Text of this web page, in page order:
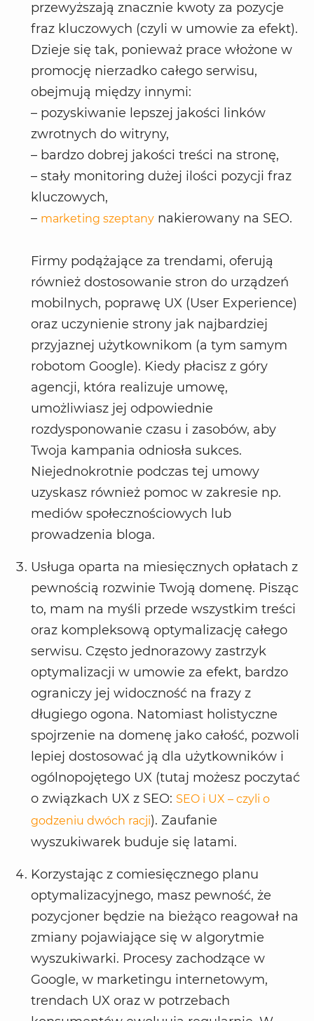
przewyższają znacznie kwoty za pozycje
fraz kluczowych (czyli w umowie za efekt).
Dzieje się tak, ponieważ prace włożone w
promocję nierzadko całego serwisu,
obejmują między innymi:
– pozyskiwanie lepszej jakości linków
zwrotnych do witryny,
– bardzo dobrej jakości treści na stronę,
– stały monitoring dużej ilości pozycji fraz
kluczowych,
– marketing szeptany nakierowany na SEO.
Firmy podążające za trendami, oferują
również dostosowanie stron do urządzeń
mobilnych, poprawę UX (User Experience)
oraz uczynienie strony jak najbardziej
przyjaznej użytkownikom (a tym samym
robotom Google). Kiedy płacisz z góry
agencji, która realizuje umowę,
umożliwiasz jej odpowiednie
rozdysponowanie czasu i zasobów, aby
Twoja kampania odniosła sukces.
Niejednokrotnie podczas tej umowy
uzyskasz również pomoc w zakresie np.
mediów społecznościowych lub
prowadzenia bloga.
Usługa oparta na miesięcznych opłatach z
pewnością rozwinie Twoją domenę. Pisząc
to, mam na myśli przede wszystkim treści
oraz kompleksową optymalizację całego
serwisu. Często jednorazowy zastrzyk
optymalizacji w umowie za efekt, bardzo
ograniczy jej widoczność na frazy z
długiego ogona. Natomiast holistyczne
spojrzenie na domenę jako całość, pozwoli
lepiej dostosować ją dla użytkowników i
ogólnopojętego UX (tutaj możesz poczytać
o związkach UX z SEO: SEO i UX – czyli o
godzeniu dwóch racji). Zaufanie
wyszukiwarek buduje się latami.
Korzystając z comiesięcznego planu
optymalizacyjnego, masz pewność, że
pozycjoner będzie na bieżąco reagował na
zmiany pojawiające się w algorytmie
wyszukiwarki. Procesy zachodzące w
Google, w marketingu internetowym,
trendach UX oraz w potrzebach